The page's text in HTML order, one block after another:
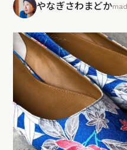
やなぎさわまどか